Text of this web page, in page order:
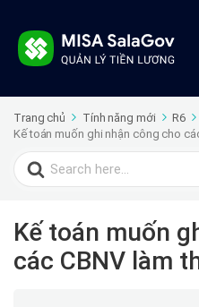
Trang chủ Tính năng mới
R6
Kế toán muốn ghi nhận công cho
Search
for:
Kế toán muốn
các CBNV làm